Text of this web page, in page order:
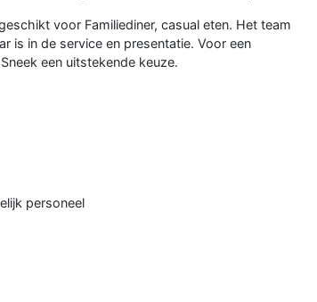
voor Familiediner, casual eten. Het team
is in de service en presentatie. Voor een
een uitstekende keuze.
personeel